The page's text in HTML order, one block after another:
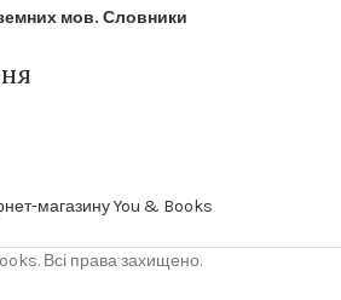
мов. Словники
магазину You & Books
Всі права захищено.